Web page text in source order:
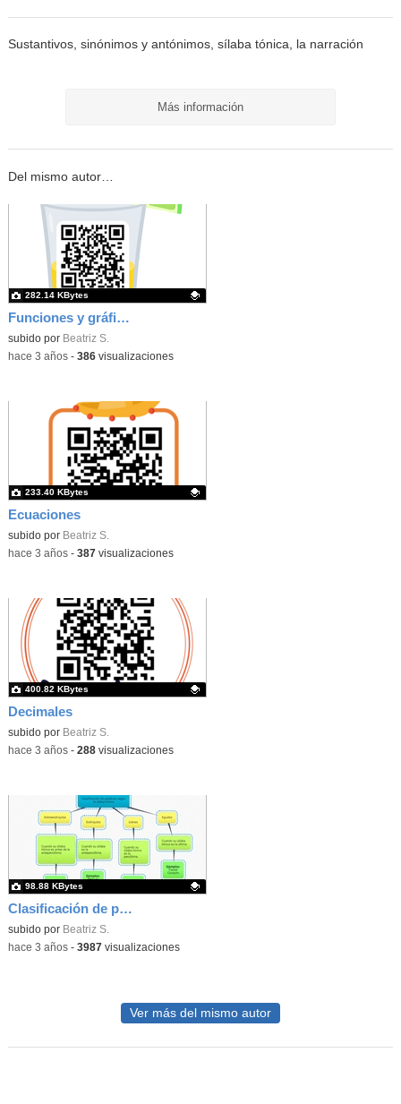
Sustantivos, sinónimos y antónimos, sílaba tónica, la narración
Más información
Del mismo autor…
Funciones y gráficas
Contenido educativo.
subido por Beatriz S.
282.14 KBytes
-hace 3 años- 386visualizaciones
Ecuaciones
Contenido educativo.
subido por Beatriz S.
233.40 KBytes
-hace 3 años- 387visualizaciones
Decimales
Contenido educativo.
subido por Beatriz S.
400.82 KBytes
-hace 3 años- 288visualizaciones
Clasificación de palabras según sílaba tónica
Contenido educativo.
subido por Beatriz S.
98.88 KBytes
-hace 3 años- 3987visualizaciones
Ver más del mismo autor